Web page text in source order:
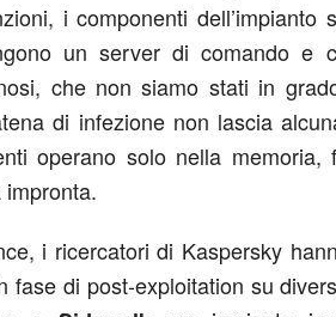
i componenti dell’impianto
un server di comando e
che non siamo stati in
di infezione non lascia
operano solo nella memoria,
i ricercatori di Kaspersky
fase di post-exploitation su